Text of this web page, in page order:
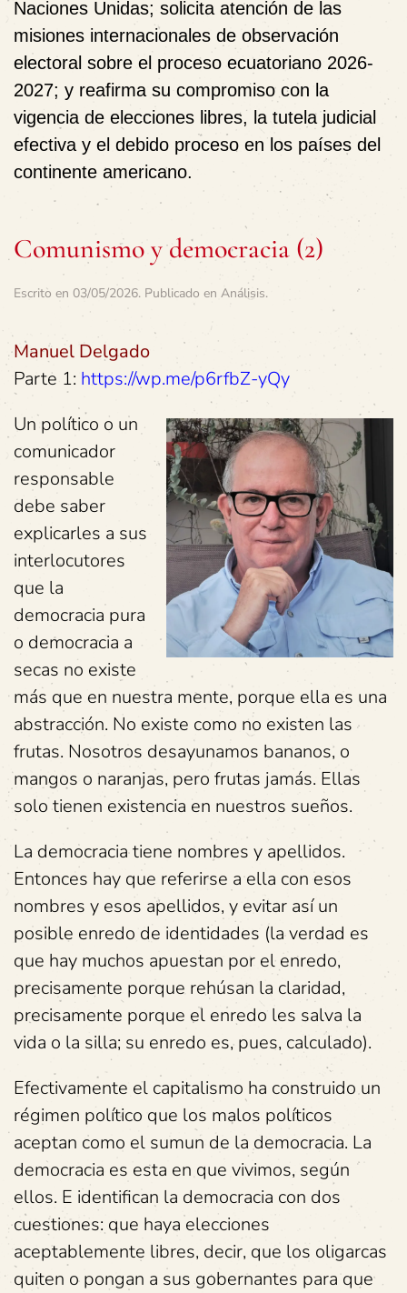
Naciones Unidas; solicita atención de las
misiones internacionales de observación
electoral sobre el proceso ecuatoriano 2026-
2027; y reafirma su compromiso con la
vigencia de elecciones libres, la tutela judicial
efectiva y el debido proceso en los países del
continente americano.
Comunismo y democracia (2)
Escrito en 03/05/2026. Publicado en Análisis.
Manuel Delgado
Parte 1: https://wp.me/p6rfbZ-yQy
Un político o un
comunicador
responsable
debe saber
explicarles a sus
interlocutores
que la
democracia pura
o democracia a
secas no existe
más que en nuestra mente, porque ella es una
abstracción. No existe como no existen las
frutas. Nosotros desayunamos bananos, o
mangos o naranjas, pero frutas jamás. Ellas
solo tienen existencia en nuestros sueños.
La democracia tiene nombres y apellidos.
Entonces hay que referirse a ella con esos
nombres y esos apellidos, y evitar así un
posible enredo de identidades (la verdad es
que hay muchos apuestan por el enredo,
precisamente porque rehúsan la claridad,
precisamente porque el enredo les salva la
vida o la silla; su enredo es, pues, calculado).
Efectivamente el capitalismo ha construido un
régimen político que los malos políticos
aceptan como el sumun de la democracia. La
democracia es esta en que vivimos, según
ellos. E identifican la democracia con dos
cuestiones: que haya elecciones
aceptablemente libres, decir, que los oligarcas
quiten o pongan a sus gobernantes para que